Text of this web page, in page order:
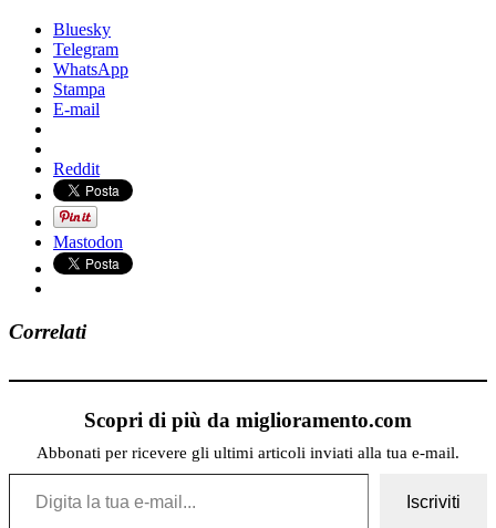
Bluesky
Telegram
WhatsApp
Stampa
E-mail
Reddit
Mastodon
Correlati
Scopri di più da miglioramento.com
Abbonati per ricevere gli ultimi articoli inviati alla tua e-mail.
Digita la tua e-mail...
Iscriviti